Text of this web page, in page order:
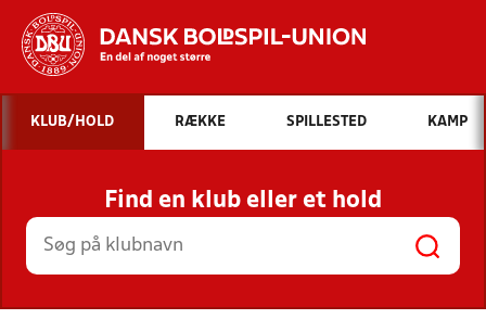
Hvad vil du søge efter?
INDHOLD OG NYHEDER
STILLINGER, RESULTATER, KLUBBER OG
HOLD
KLUB/HOLD RÆKKE SPILLESTED KAMP
Find en klub eller et hold